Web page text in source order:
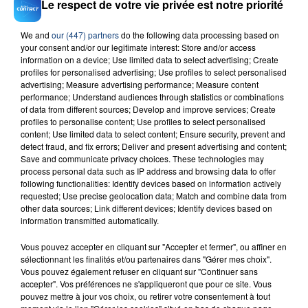
Des Fleurs
FIL D'ACTU
23 juillet 2026
INCENDIE MORTEL À LENS : UNE FEMME ET
Le respect de votre vie privée est notre priorité
We and our (447) partnersdo the following data processing based on
your consent and/or our legitimate interest: Store and/or access
information on a device; Use limited data to select advertising; Create
profiles for personalised advertising; Use profiles to select personalised
advertising; Measure advertising performance; Measure content
performance; Understand audiences through statistics or combinations
of data from different sources; Develop and improve services; Create
profiles to personalise content; Use profiles to select personalised
content; Use limited data to select content; Ensure security, prevent and
detect fraud, and fix errors; Deliver and present advertising and content;
Save and communicate privacy choices. These technologies may
process personal data such as IP address and browsing data to offer
following functionalities: Identify devices based on information actively
requested; Use precise geolocation data; Match and combine data from
other data sources; Link different devices; Identify devices based on
information transmitted automatically.
Vous pouvez accepter en cliquant sur "Accepter et fermer", ou affiner en
sélectionnant les finalités et/ou partenaires dans "Gérer mes choix".
Vous pouvez également refuser en cliquant sur "Continuer sans
accepter". Vos préférences ne s'appliqueront que pour ce site. Vous
pouvez mettre à jour vos choix, ou retirer votre consentement à tout